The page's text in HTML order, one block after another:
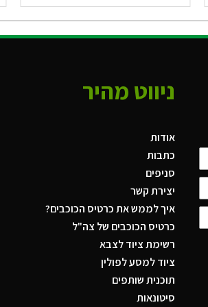
ניווט מהיר
אודות
כתבות
סניפים
יצירת קשר
איך לממש את כרטיס הכוכבים?
כרטיס הכוכבים של צה"ל
רשימת ציוד לצבא
ציוד למסע לפולין
תוכנית שותפים
סיטונאות